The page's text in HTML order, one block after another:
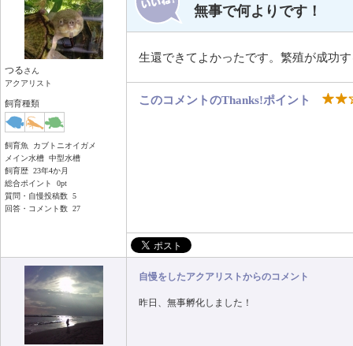
つるさん
アクアリスト
飼育種類
飼育魚 カブトニオイガメ
メイン水槽 中型水槽
飼育歴 23年4か月
総合ポイント 0pt
質問・自慢投稿数 5
回答・コメント数 27
無事で何よりです！
生還できてよかったです。繁殖が成功
このコメントのThanks!ポイント
自慢をしたアクアリストからのコメント
昨日、無事孵化しました！